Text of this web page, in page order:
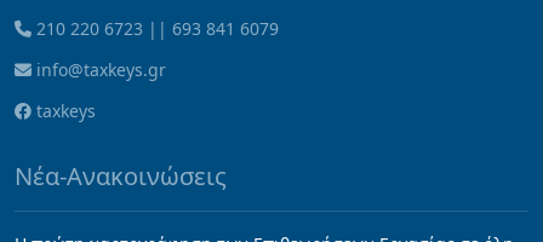
210 220 6723 || 693 841 6079
info@taxkeys.gr
taxkeys
Νέα-Ανακοινώσεις